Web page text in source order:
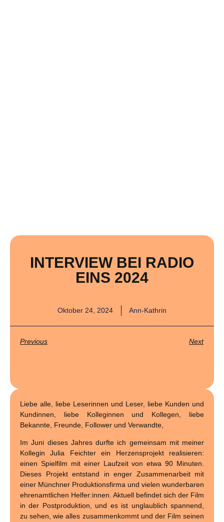
INTERVIEW BEI RADIO
EINS 2024
Oktober 24, 2024 Ann-Kathrin
Previous Next
Liebe alle, liebe Leserinnen und Leser, liebe Kunden und
Kundinnen, liebe Kolleginnen und Kollegen, liebe
Bekannte, Freunde, Follower und Verwandte,
Im Juni dieses Jahres durfte ich gemeinsam mit meiner
Kollegin Julia Feichter ein Herzensprojekt realisieren:
einen Spielfilm mit einer Laufzeit von etwa 90 Minuten.
Dieses Projekt entstand in enger Zusammenarbeit mit
einer Münchner Produktionsfirma und vielen wunderbaren
ehrenamtlichen Helfer:innen. Aktuell befindet sich der Film
in der Postproduktion, und es ist unglaublich spannend,
zu sehen, wie alles zusammenkommt und der Film seinen